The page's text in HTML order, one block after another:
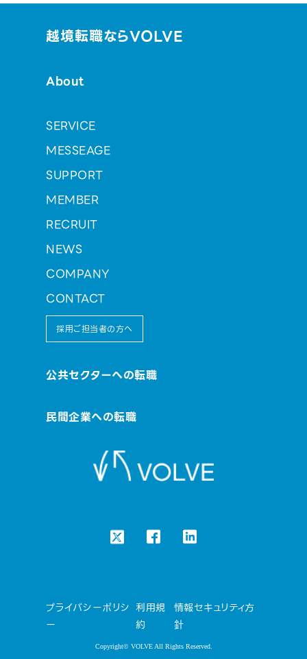
越境転職ならVOLVE
About
SERVICE
MESSEAGE
SUPPORT
MEMBER
RECRUIT
NEWS
COMPANY
CONTACT
採用ご担当者の方へ
公共セクターへの転職
民間企業への転職
プライバシーポリシ
ー
利用規
約
情報セキュリティ方
針
Copyright© VOLVE All Rights Reserved.